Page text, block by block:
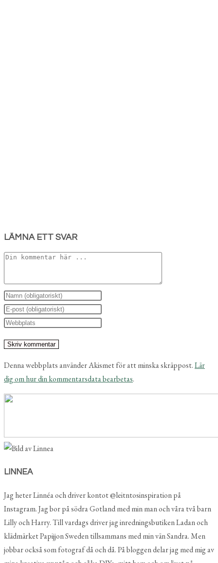
LÄMNA ETT SVAR
Kommentar
Ange
ditt
namn
användarnamn
för
att
Ange
din
postadress
för
att
Ange
till
din
webbplats
Denna webbplats använder Akismet för att minska skräppost.Lär
dig om hur din kommentarsdata bearbetas.
LINNEA
Jag heter Linnéa och driver kontot @leitntosinspiration på
Instagram. Jag bor på södra Gotland med min man och våra två barn
Lilly och Harry. Till vardags driver jag inredningsbutiken Ladan och
klädmärket Papijjon Sweden tillsammans med min vän Sandra. Men
jobbar också som fotograf då och då. På bloggen delar jag med mig av